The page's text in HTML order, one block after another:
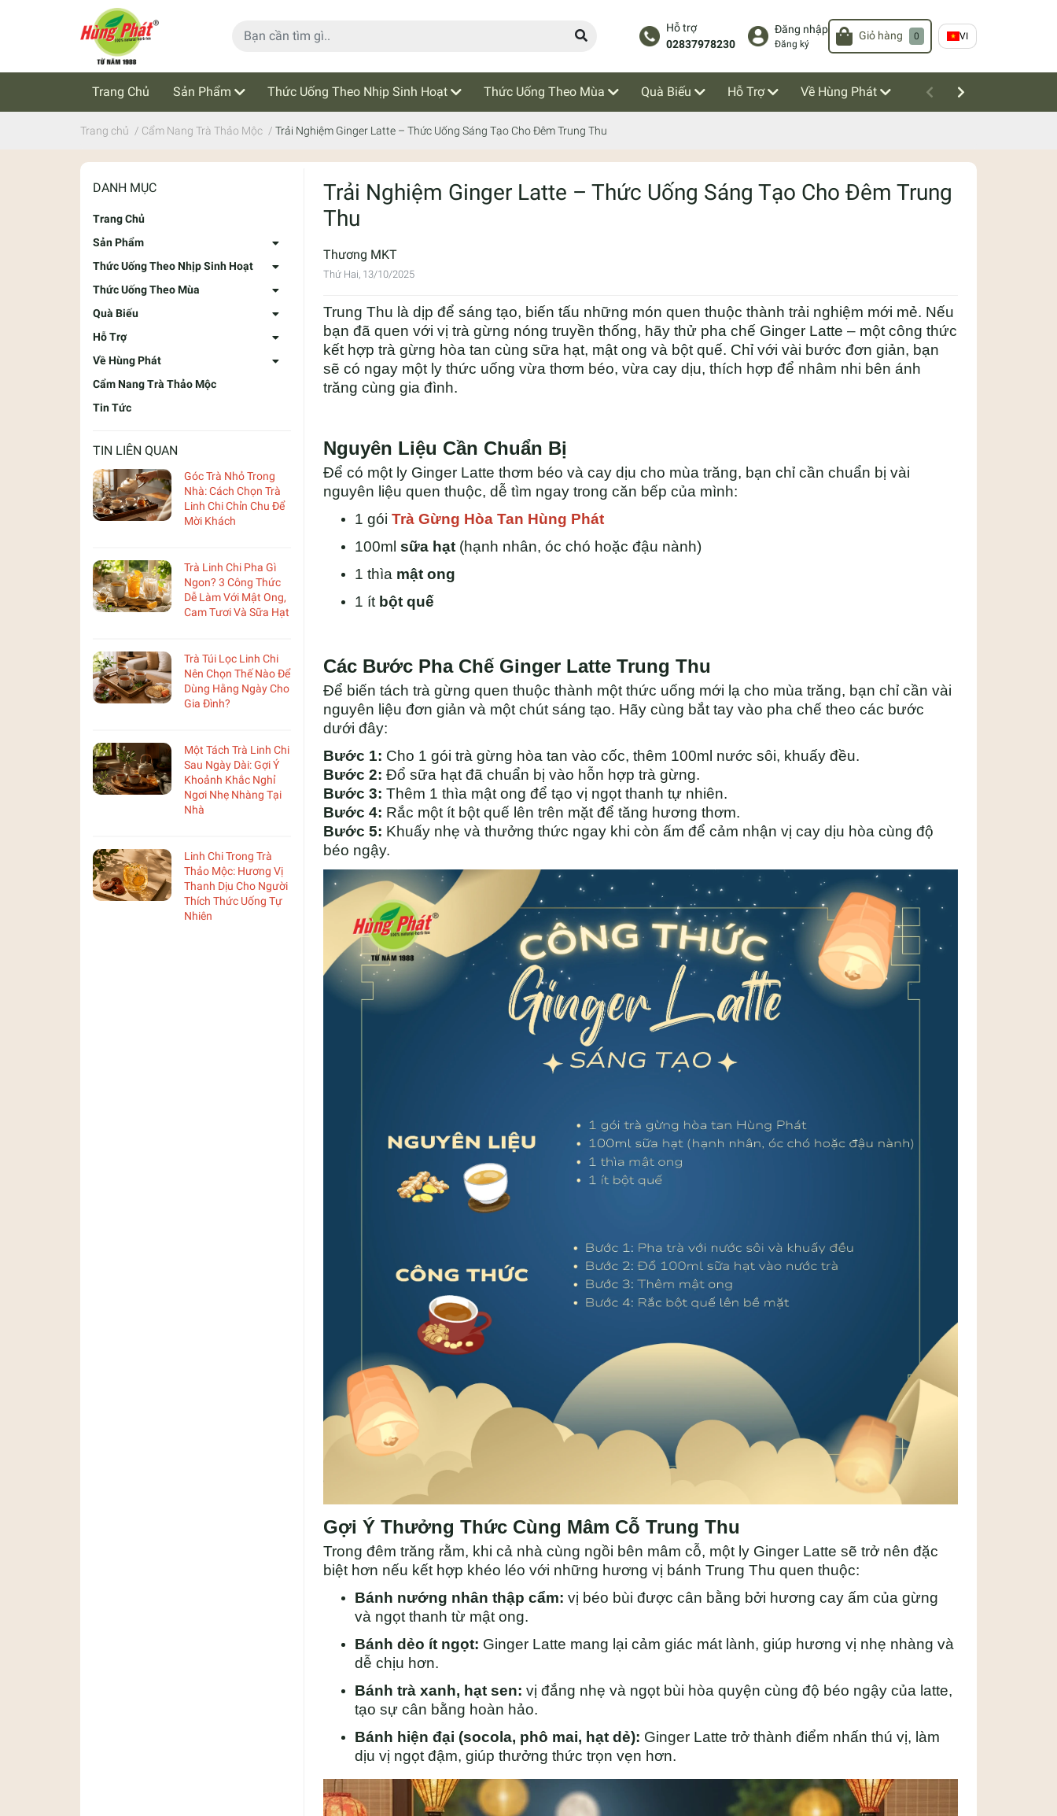
Hỗ trợ
02837978230
Đăng nhập
Đăng ký
Giỏ hàng 0 VI
Trang Chủ Sản Phẩm Thức Uống Theo Nhịp Sinh Hoạt Thức Uống Theo Mùa Quà Biếu Hỗ Trợ Về Hùng Phát
Cẩm Nang Trà Thảo Mộc Tin Tức
Trang chủ / Cẩm Nang Trà Thảo Mộc / Trải Nghiệm Ginger Latte – Thức Uống Sáng Tạo Cho Đêm Trung Thu
DANH MỤC
Trang Chủ
Sản Phẩm
Thức Uống Theo Nhịp Sinh Hoạt
Thức Uống Theo Mùa
Quà Biếu
Hỗ Trợ
Về Hùng Phát
Cẩm Nang Trà Thảo Mộc
Tin Tức
TIN LIÊN QUAN
Góc Trà Nhỏ Trong
Nhà: Cách Chọn Trà
Linh Chi Chỉn Chu Để
Mời Khách
Trà Linh Chi Pha Gì
Ngon? 3 Công Thức
Dễ Làm Với Mật Ong,
Cam Tươi Và Sữa Hạt
Trà Túi Lọc Linh Chi
Nên Chọn Thế Nào Để
Dùng Hằng Ngày Cho
Gia Đình?
Một Tách Trà Linh Chi
Sau Ngày Dài: Gợi Ý
Khoảnh Khắc Nghỉ
Ngơi Nhẹ Nhàng Tại
Nhà
Linh Chi Trong Trà
Thảo Mộc: Hương Vị
Thanh Dịu Cho Người
Thích Thức Uống Tự
Nhiên
Trải Nghiệm Ginger Latte – Thức Uống Sáng Tạo Cho Đêm Trung
Thu
Thương MKT
Thứ Hai, 13/10/2025
Trung Thu là dịp để sáng tạo, biến tấu những món quen thuộc thành trải nghiệm mới mẻ. Nếu
bạn đã quen với vị trà gừng nóng truyền thống, hãy thử pha chế Ginger Latte – một công thức
kết hợp trà gừng hòa tan cùng sữa hạt, mật ong và bột quế. Chỉ với vài bước đơn giản, bạn
sẽ có ngay một ly thức uống vừa thơm béo, vừa cay dịu, thích hợp để nhâm nhi bên ánh
trăng cùng gia đình.
Nguyên Liệu Cần Chuẩn Bị
Để có một ly Ginger Latte thơm béo và cay dịu cho mùa trăng, bạn chỉ cần chuẩn bị vài
nguyên liệu quen thuộc, dễ tìm ngay trong căn bếp của mình:
1 gói Trà Gừng Hòa Tan Hùng Phát
100ml sữa hạt (hạnh nhân, óc chó hoặc đậu nành)
1 thìa mật ong
1 ít bột quế
Các Bước Pha Chế Ginger Latte Trung Thu
Để biến tách trà gừng quen thuộc thành một thức uống mới lạ cho mùa trăng, bạn chỉ cần vài
nguyên liệu đơn giản và một chút sáng tạo. Hãy cùng bắt tay vào pha chế theo các bước
dưới đây:
Bước 1: Cho 1 gói trà gừng hòa tan vào cốc, thêm 100ml nước sôi, khuấy đều.
Bước 2: Đổ sữa hạt đã chuẩn bị vào hỗn hợp trà gừng.
Bước 3: Thêm 1 thìa mật ong để tạo vị ngọt thanh tự nhiên.
Bước 4: Rắc một ít bột quế lên trên mặt để tăng hương thơm.
Bước 5: Khuấy nhẹ và thưởng thức ngay khi còn ấm để cảm nhận vị cay dịu hòa cùng độ
béo ngậy.
Gợi Ý Thưởng Thức Cùng Mâm Cỗ Trung Thu
Trong đêm trăng rằm, khi cả nhà cùng ngồi bên mâm cỗ, một ly Ginger Latte sẽ trở nên đặc
biệt hơn nếu kết hợp khéo léo với những hương vị bánh Trung Thu quen thuộc:
Bánh nướng nhân thập cẩm: vị béo bùi được cân bằng bởi hương cay ấm của gừng
và ngọt thanh từ mật ong.
Bánh dẻo ít ngọt: Ginger Latte mang lại cảm giác mát lành, giúp hương vị nhẹ nhàng và
dễ chịu hơn.
Bánh trà xanh, hạt sen: vị đắng nhẹ và ngọt bùi hòa quyện cùng độ béo ngậy của latte,
tạo sự cân bằng hoàn hảo.
Bánh hiện đại (socola, phô mai, hạt dẻ): Ginger Latte trở thành điểm nhấn thú vị, làm
dịu vị ngọt đậm, giúp thưởng thức trọn vẹn hơn.